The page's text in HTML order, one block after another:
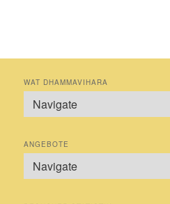
WAT DHAMMAVIHARA
ANGEBOTE